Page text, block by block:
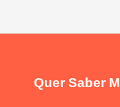
Quer Saber